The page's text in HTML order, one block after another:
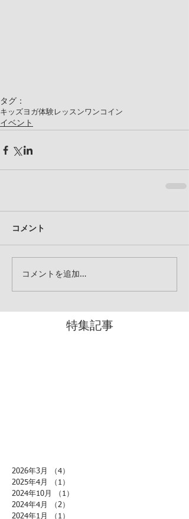
タグ：
キッズヨガ体験レッスンワンコイン
イベント
コメント
コメントを追加…
特集記事
2026年3月 （4）
2025年4月
（1）
2024年10月
（1）
2024年4月
（2）
2024年1月
（1）